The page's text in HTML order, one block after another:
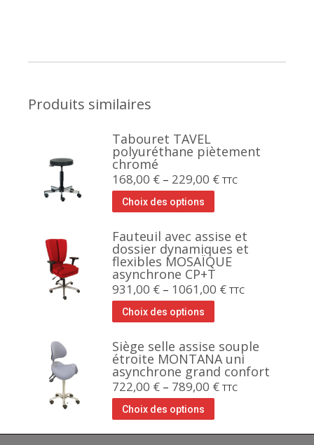
Produits similaires
Tabouret TAVEL
polyuréthane piètement
chromé
168,00 € – 229,00 € TTC
Choix des options
Fauteuil avec assise et
dossier dynamiques et
flexibles MOSAÏQUE
asynchrone CP+T
931,00 € – 1061,00 € TTC
Choix des options
Siège selle assise souple
étroite MONTANA uni
asynchrone grand confort
722,00 € – 789,00 € TTC
Choix des options